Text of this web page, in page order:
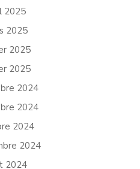
2025
2025
2025
2025
2024
2024
2024
2024
2024